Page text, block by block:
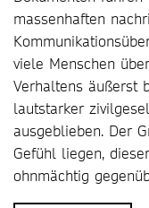
massenhaften
viele Menschen
Verhaltens äußerst
lautstarker
ausgeblieben. Der
Gefühl liegen,
ohnmächtig